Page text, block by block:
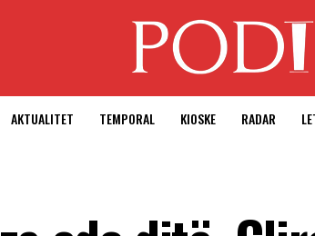
AKTUALITET TEMPORAL KIOSKE RADAR